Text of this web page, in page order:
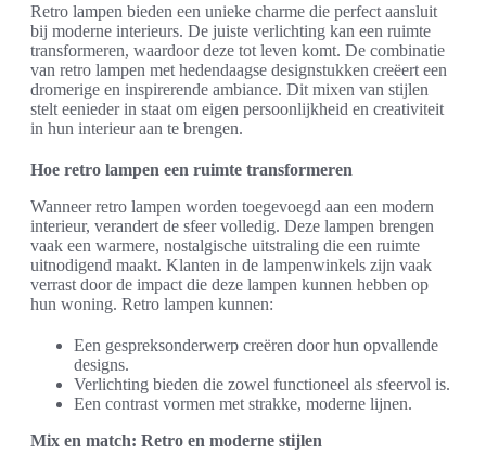
Retro lampen bieden een unieke charme die perfect aansluit
bij moderne interieurs. De juiste verlichting kan een ruimte
transformeren, waardoor deze tot leven komt. De combinatie
van retro lampen met hedendaagse designstukken creëert een
dromerige en inspirerende ambiance. Dit mixen van stijlen
stelt eenieder in staat om eigen persoonlijkheid en creativiteit
in hun interieur aan te brengen.
Hoe retro lampen een ruimte transformeren
Wanneer retro lampen worden toegevoegd aan een modern
interieur, verandert de sfeer volledig. Deze lampen brengen
vaak een warmere, nostalgische uitstraling die een ruimte
uitnodigend maakt. Klanten in de lampenwinkels zijn vaak
verrast door de impact die deze lampen kunnen hebben op
hun woning. Retro lampen kunnen:
Een gespreksonderwerp creëren door hun opvallende
designs.
Verlichting bieden die zowel functioneel als sfeervol is.
Een contrast vormen met strakke, moderne lijnen.
Mix en match: Retro en moderne stijlen